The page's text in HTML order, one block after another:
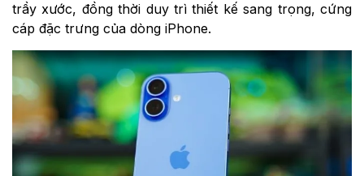
trầy xước, đồng thời duy trì thiết kế sang trọng, cứng
cáp đặc trưng của dòng iPhone.